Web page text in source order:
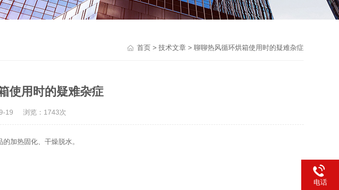
首页 > 技术文章 > 聊聊热风循环烘箱使用时的疑难杂症
使用时的疑难杂症
19 浏览：1743次
加热固化、干燥脱水。
电话